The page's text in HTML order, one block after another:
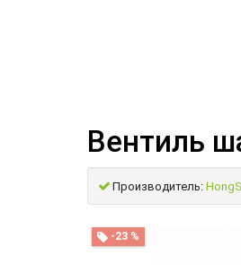
Вентиль
Производитель:
-23 %